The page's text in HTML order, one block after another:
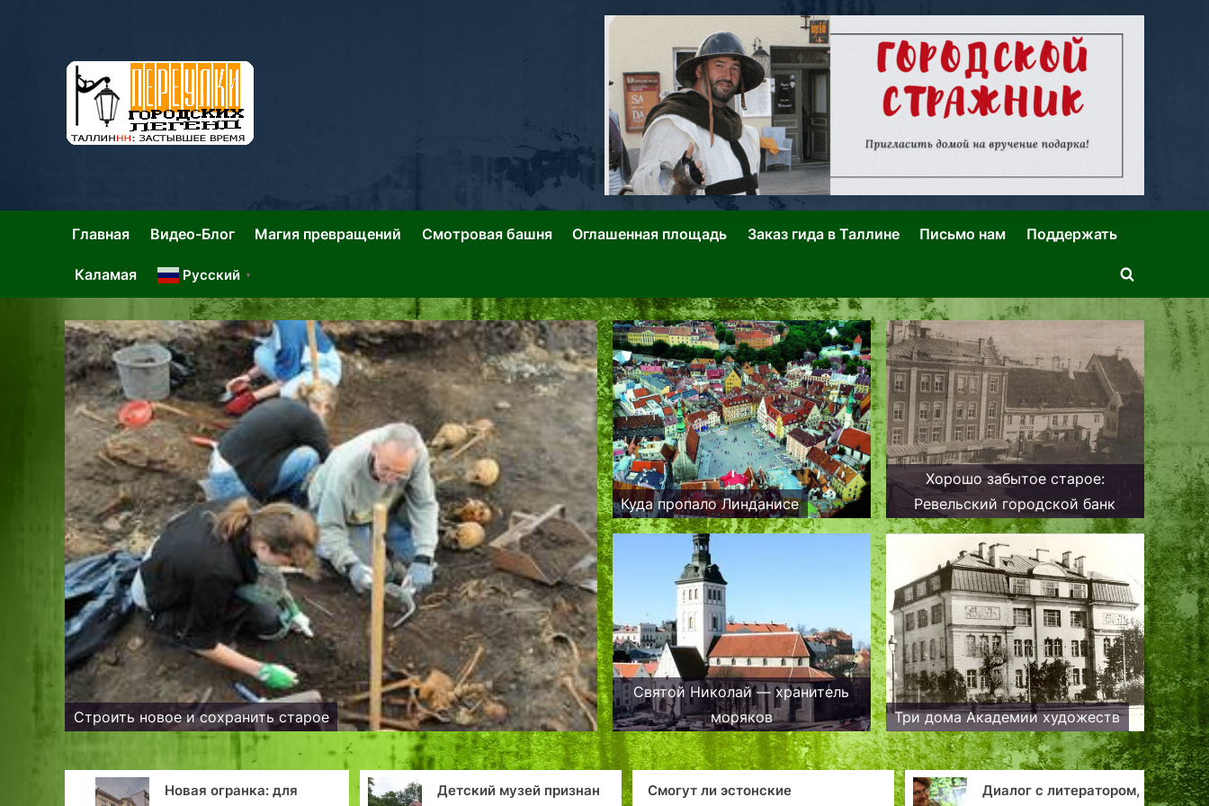
Таллин: Переулки Городских Легенд
Главная Видео-Блог Магия превращений Смотровая башня Оглашенная площадь Заказ гида в Таллине Письмо нам Поддержать
Каламая Русский ▼
Toggle
search
Строить новое и сохранить старое
Куда пропало Линданисе
Хорошо забытое старое:
Ревельский городской банк
Святой Николай — хранитель
моряков
Три дома Академии художеств
огранка: для
Детский музей признан
Смогут ли эстонские
Диалог с литератором,
Путешествие по